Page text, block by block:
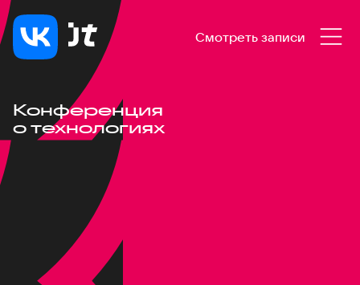
Смотреть записи
Конференция
о технологиях